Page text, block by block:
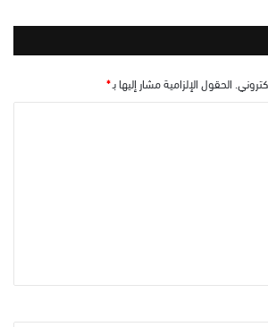
الحقول الإلزامية مشار إليها بـ*